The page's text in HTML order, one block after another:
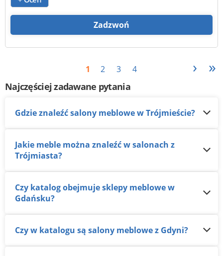
Zadzwoń
1 2 3 4 › »
Najczęściej zadawane pytania
Gdzie znaleźć salony meblowe w Trójmieście?
Jakie meble można znaleźć w salonach z
Trójmiasta?
Czy katalog obejmuje sklepy meblowe w
Gdańsku?
Czy w katalogu są salony meblowe z Gdyni?